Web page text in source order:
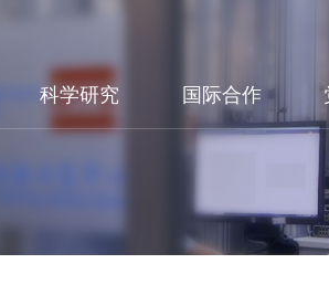
科学研究 国际合作